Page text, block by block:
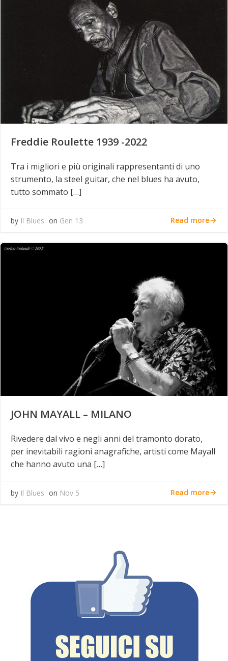
Freddie Roulette 1939 -2022
Tra i migliori e più originali rappresentanti di uno
strumento, la steel guitar, che nel blues ha avuto,
tutto sommato […]
by Il Blues on Gen 13 Read more
JOHN MAYALL – MILANO
Rivedere dal vivo e negli anni del tramonto dorato,
per inevitabili ragioni anagrafiche, artisti come Mayall
che hanno avuto una […]
by Il Blues on Nov 5 Read more